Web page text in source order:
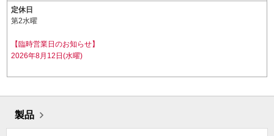
定休日
第2水曜
【臨時営業日のお知らせ】
2026年8月12日(水曜)
製品